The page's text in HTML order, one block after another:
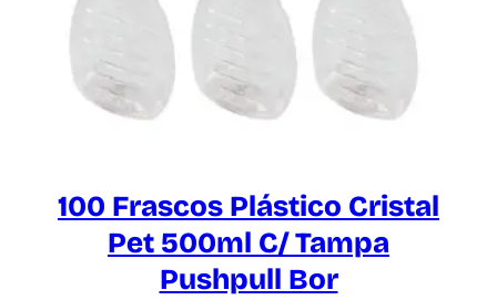
100 Frascos Plástico Cristal
Pet 500ml C/ Tampa
Pushpull Bor